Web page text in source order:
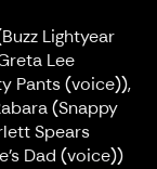
Lightyear
Lee
Pants (voice)),
(Snappy
Spears
Dad (voice))